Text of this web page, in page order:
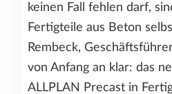
keinen Fall fehlen darf,
Fertigteile aus Beton
Rembeck,
von Anfang an klar: das
ALLPLAN Precast in